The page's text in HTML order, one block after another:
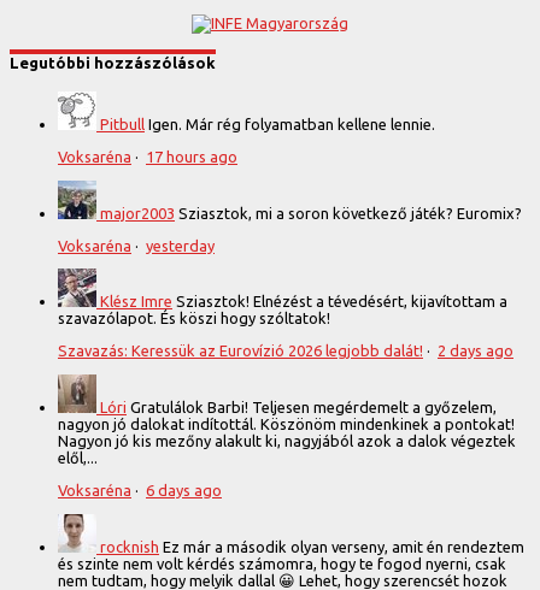
Legutóbbi hozzászólások
Pitbull Igen. Már rég folyamatban kellene lennie.
Voksaréna · 17 hours ago
major2003 Sziasztok, mi a soron következő játék? Euromix?
Voksaréna · yesterday
Klész Imre Sziasztok! Elnézést a tévedésért, kijavítottam a
szavazólapot. És köszi hogy szóltatok!
Szavazás: Keressük az Eurovízió 2026 legjobb dalát! · 2 days ago
Lóri Gratulálok Barbi! Teljesen megérdemelt a győzelem,
nagyon jó dalokat indítottál. Köszönöm mindenkinek a pontokat!
Nagyon jó kis mezőny alakult ki, nagyjából azok a dalok végeztek
elől,...
Voksaréna · 6 days ago
rocknish Ez már a második olyan verseny, amit én rendeztem
és szinte nem volt kérdés számomra, hogy te fogod nyerni, csak
nem tudtam, hogy melyik dallal 😀 Lehet, hogy szerencsét hozok